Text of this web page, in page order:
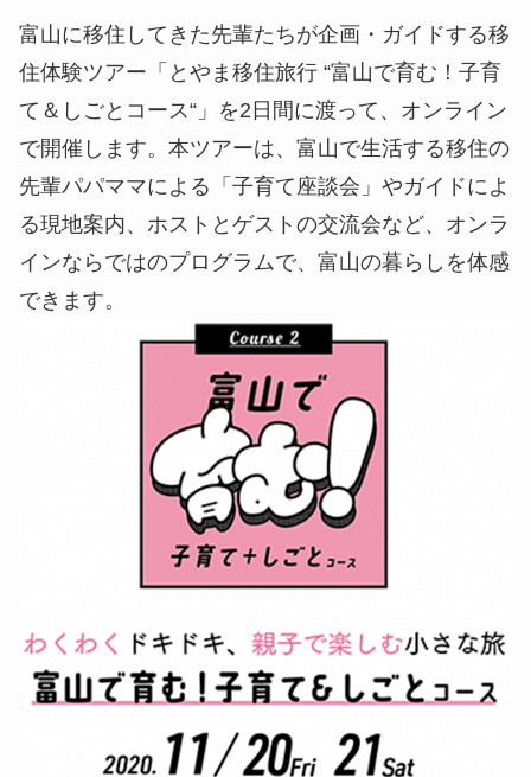
富山に移住してきた先輩たちが企画・ガイドする移
住体験ツアー「とやま移住旅行 “富山で育む！子育
て＆しごとコース“」を2日間に渡って、オンライン
で開催します。本ツアーは、富山で生活する移住の
先輩パパママによる「子育て座談会」やガイドによ
る現地案内、ホストとゲストの交流会など、オンラ
インならではのプログラムで、富山の暮らしを体感
できます。